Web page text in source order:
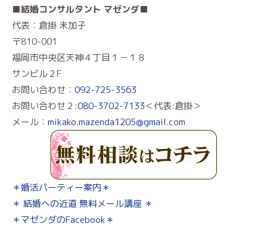
■結婚コンサルタント マゼンダ■
代表：倉掛 未加子
〒810-001
福岡市中央区天神４丁目１－１８
サンビル２F
お問い合わせ： 092-725-3563
お問い合わせ２:080-3702-7133＜代表:倉掛＞
メール： mikako.mazenda1205@gmail.com
＊婚活パーティー案内＊
＊ 結婚への近道 無料メール講座 ＊
＊マゼンダのFacebook＊